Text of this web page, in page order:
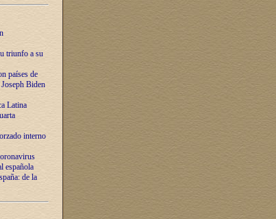
triunfo a su
países de
Biden
Latina
interno
española
de la